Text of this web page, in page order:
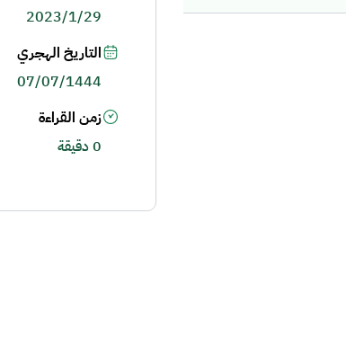
2023/1/29
التاريخ الهجري
07/07/1444
زمن القراءة
0 دقيقة